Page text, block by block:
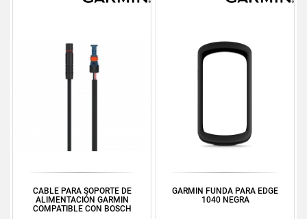
CABLE PARA SOPORTE DE
ALIMENTACIÓN GARMIN
COMPATIBLE CON BOSCH
GARMIN FUNDA PARA EDGE
1040 NEGRA